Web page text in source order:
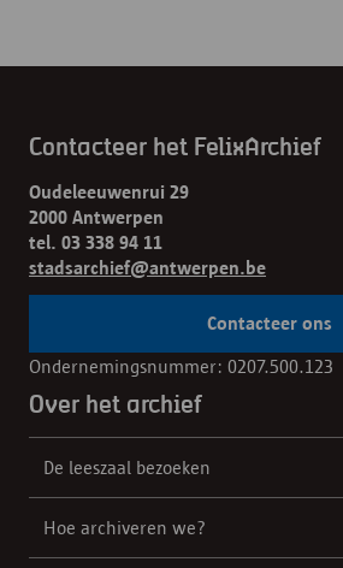
Contacteer het FelixArchief
Oudeleeuwenrui 29
2000 Antwerpen
tel. 03 338 94 11
stadsarchief@antwerpen.be
Contacteer ons
Ondernemingsnummer: 0207.500.123
Over het archief
De leeszaal bezoeken
Hoe archiveren we?